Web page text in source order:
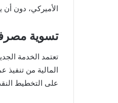
الأميركي، دون أن
تسوية
المالية من تنفيذ
على التخطيط